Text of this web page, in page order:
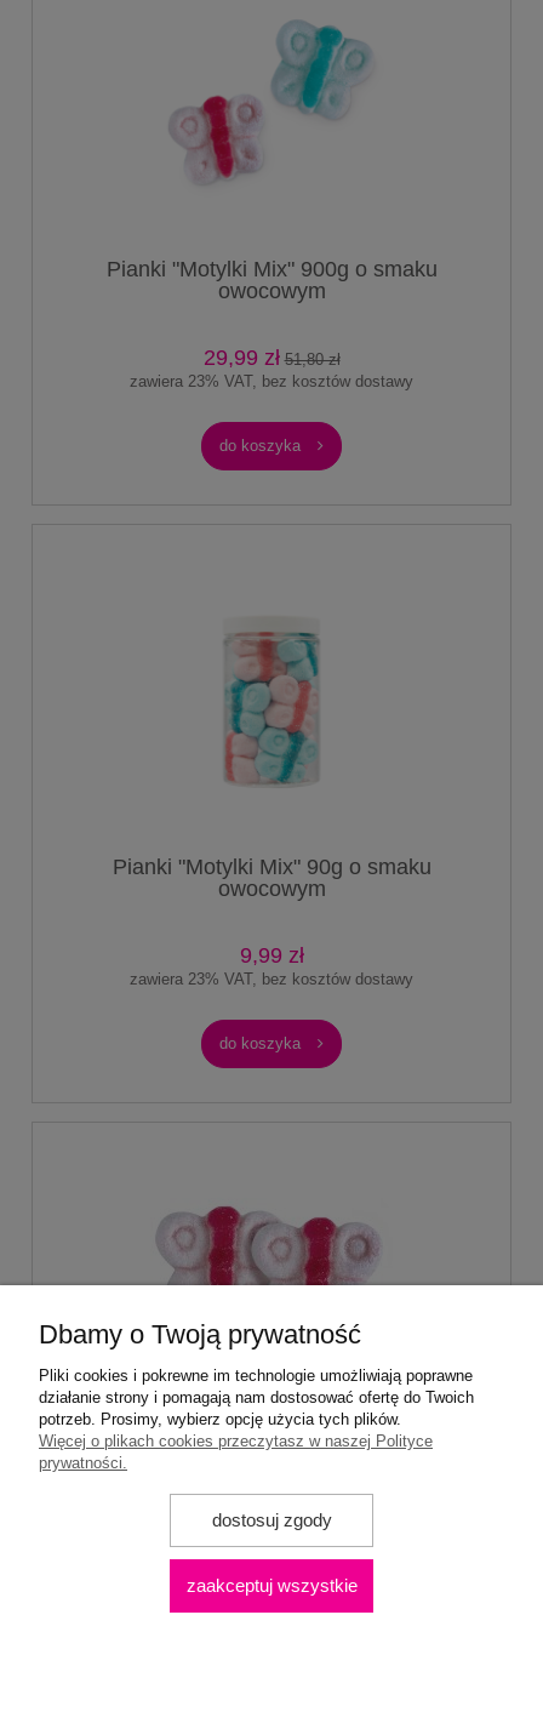
Pianki "Motylki Mix" 900g o smaku
owocowym
29,99 zł 51,80 zł
zawiera 23% VAT, bez kosztów dostawy
do koszyka
Pianki "Motylki Mix" 90g o smaku
owocowym
9,99 zł
zawiera 23% VAT, bez kosztów dostawy
do koszyka
Pianki "Różowe Motylki" 900g o smaku
owocowym
51,80 zł
zawiera 23% VAT, bez kosztów dostawy
do koszyka
Dbamy o Twoją prywatność
Pliki cookies i pokrewne im technologie umożliwiają poprawne
działanie strony i pomagają nam dostosować ofertę do Twoich
potrzeb. Prosimy, wybierz opcję użycia tych plików.
Więcej o plikach cookies przeczytasz w naszej Polityce
prywatności.
dostosuj zgody
zaakceptuj wszystkie